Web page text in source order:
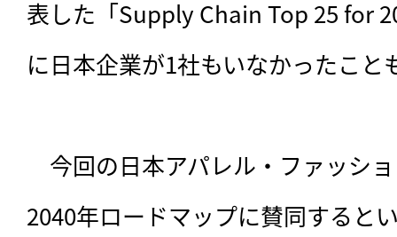
表した「Supply Chain Top 25 for
に日本企業が1社もいなかったこと
今回の日本アパレル・ファッシ
2040年ロードマップに賛同すると